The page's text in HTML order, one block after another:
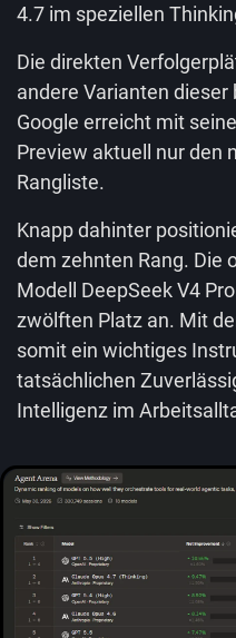
4.7 im speziellen
Die direkten
andere Varianten
Google erreicht mit
Preview aktuell nur den
Rangliste.
Knapp dahinter
dem zehnten Rang. Die
Modell DeepSeek V4
zwölften Platz an. Mit
somit ein wichtiges
tatsächlichen
Intelligenz im